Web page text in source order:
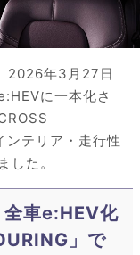
2026年3月27日
に一本化さ
ンテリア・走行性
した。
車e:HEV化
」で